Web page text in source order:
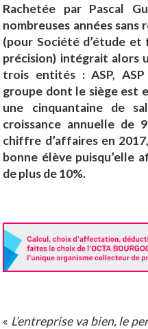
Rachetée par Pascal
nombreuses années
(pour Société d’étude et
précision) intégrait alors
trois entités : ASP,
groupe dont le siège est
une cinquantaine de
croissance annuelle de
chiffre d’affaires en
bonne élève puisqu’elle
de plus de 10%.
« L’entreprise va bien, le